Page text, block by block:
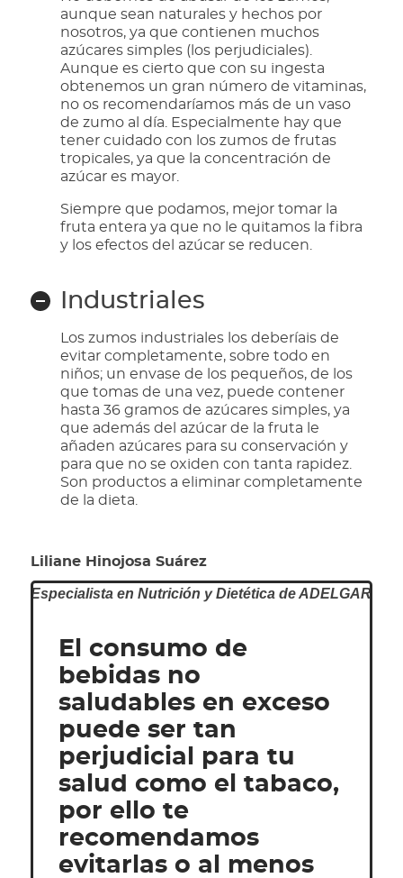
aunque sean naturales y hechos por
nosotros, ya que contienen muchos
azúcares simples (los perjudiciales).
Aunque es cierto que con su ingesta
obtenemos un gran número de vitaminas,
no os recomendaríamos más de un vaso
de zumo al día. Especialmente hay que
tener cuidado con los zumos de frutas
tropicales, ya que la concentración de
azúcar es mayor.
Siempre que podamos, mejor tomar la
fruta entera ya que no le quitamos la fibra
y los efectos del azúcar se reducen.
Industriales
Los zumos industriales los deberíais de
evitar completamente, sobre todo en
niños; un envase de los pequeños, de los
que tomas de una vez, puede contener
hasta 36 gramos de azúcares simples, ya
que además del azúcar de la fruta le
añaden azúcares para su conservación y
para que no se oxiden con tanta rapidez.
Son productos a eliminar completamente
de la dieta.
Liliane Hinojosa Suárez
Especialista en Nutrición y Dietética de ADELGAR
El consumo de
bebidas no
saludables en exceso
puede ser tan
perjudicial para tu
salud como el tabaco,
por ello te
recomendamos
evitarlas o al menos